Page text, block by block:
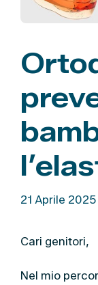
21 Aprile 2025
Cari genitori,
Nel mio